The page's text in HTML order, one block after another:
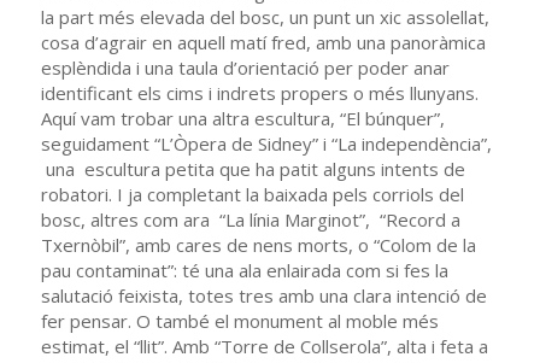
la part més elevada del bosc, un punt un xic assolellat,
cosa d’agrair en aquell matí fred, amb una panoràmica
esplèndida i una taula d’orientació per poder anar
identificant els cims i indrets propers o més llunyans.
Aquí vam trobar una altra escultura, “El búnquer”,
seguidament “L’Òpera de Sidney” i “La independència”,
una escultura petita que ha patit alguns intents de
robatori. I ja completant la baixada pels corriols del
bosc, altres com ara “La línia Marginot”, “Record a
Txernòbil”, amb cares de nens morts, o “Colom de la
pau contaminat”: té una ala enlairada com si fes la
salutació feixista, totes tres amb una clara intenció de
fer pensar. O també el monument al moble més
estimat, el “llit”. Amb “Torre de Collserola”, alta i feta a